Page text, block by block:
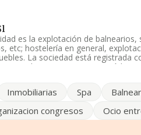
es la explotación de
etc; hostelería en general,
La sociedad está registrada
a '%cnae%', cuyo Código
de profesionales y teniendo en
rankings: frente al año
Inmobiliarias Spa
congresos Ocio